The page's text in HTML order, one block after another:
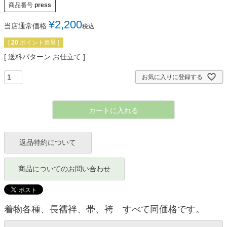
商品番号 press
当店通常価格 ¥2,200税込
[ 20 ポイント進呈 ]
送料パターン お仕立て
お気に入りに登録する
カートに入れる
返品特約について
商品についてのお問い合わせ
着物各種、長襦袢、帯、袴 すべて同価格です。